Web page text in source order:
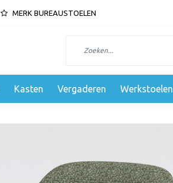
MERK BUREAUSTOELEN
Kasten Vergaderen Werkstoelen